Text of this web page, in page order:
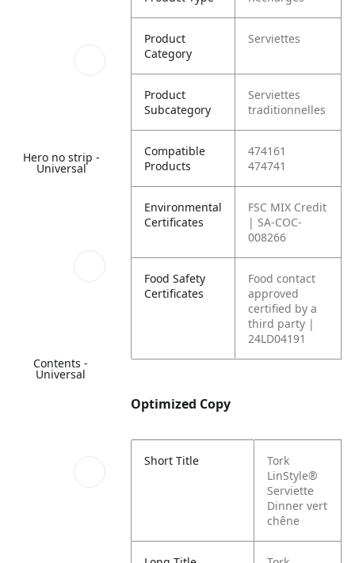
Hero no strip -
Universal
Contents -
Universal
Product
Category
Serviettes
Product
Subcategory
Serviettes
traditionnelles
Compatible
Products
474161
474741
Environmental
Certificates
FSC MIX Credit
| SA-COC-
008266
Food Safety
Certificates
Food contact
approved
certified by a
third party |
24LD04191
Optimized Copy
Short Title
Tork
LinStyle®
Serviette
Dinner vert
chêne